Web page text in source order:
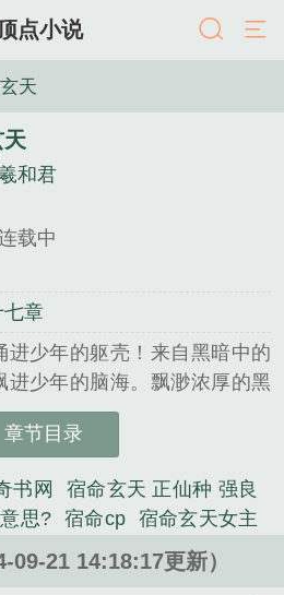
点小说
天
天
和君
载中
七章
进少年的躯壳！来自黑暗中的
进少年的脑海。飘渺浓厚的黑
舞蹈。无数窃窃私语夹杂着
看见无数奇怪的生灵在朝他膜
帝！北方真武玄天上帝！！
！...
心创作的玄幻修真类小说。
章节目录
书网
宿命玄天 正仙种 强良
思? 宿命cp
宿命玄天女主
宿命玄天txt 宿命en 宿命与天
宿命玄天有女
09-21 14:18:17更新）